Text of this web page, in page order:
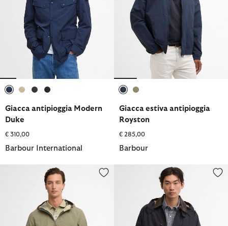
Giacca antipioggia Modern
Duke
€ 310,00
Barbour International
Giacca estiva antipioggia
Royston
€ 285,00
Barbour
Giacca impermeabile reversibile KembleGiacca antipioggia Ventile